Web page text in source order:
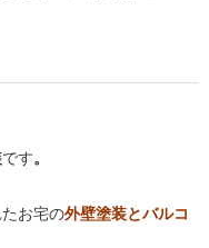
です。
お宅の外壁塗装とバルコ